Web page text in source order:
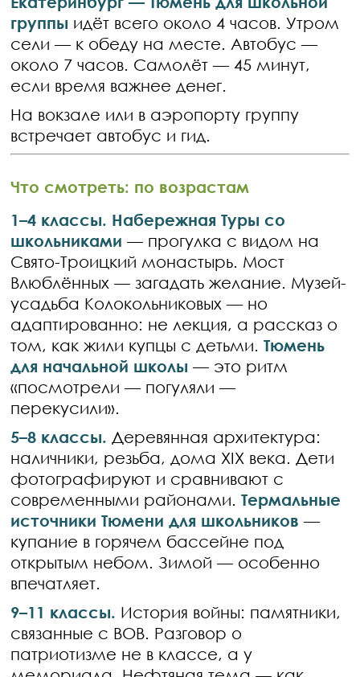
группы идёт всего около 4 часов. Утром
сели — к обеду на месте. Автобус —
около 7 часов. Самолёт — 45 минут,
если время важнее денег.
На вокзале или в аэропорту группу
встречает автобус и гид.
Что смотреть: по возрастам
1–4 классы. Набережная Туры со
школьниками — прогулка с видом на
Свято-Троицкий монастырь. Мост
Влюблённых — загадать желание. Музей-
усадьба Колокольниковых — но
адаптированно: не лекция, а рассказ о
том, как жили купцы с детьми.Тюмень
для начальной школы — это ритм
«посмотрели — погуляли —
перекусили».
5–8 классы. Деревянная архитектура:
наличники, резьба, дома XIX века. Дети
фотографируют и сравнивают с
современными районами.Термальные
источники Тюмени для школьников —
купание в горячем бассейне под
открытым небом. Зимой — особенно
впечатляет.
9–11 классы. История войны: памятники,
связанные с ВОВ. Разговор о
патриотизме не в классе, а у